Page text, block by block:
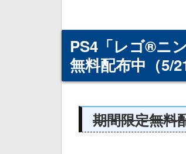
PS4「レゴ®ニ
無料配布中（5/
期間限定無料